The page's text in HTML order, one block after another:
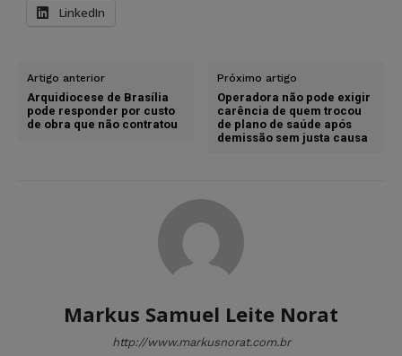
LinkedIn
Artigo anterior
Arquidiocese de Brasília
pode responder por custo
de obra que não contratou
Próximo artigo
Operadora não pode exigir
carência de quem trocou
de plano de saúde após
demissão sem justa causa
Markus Samuel Leite Norat
http://www.markusnorat.com.br